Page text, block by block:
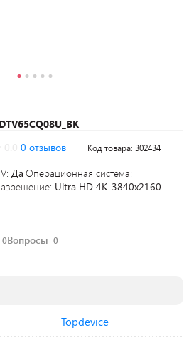
0 отзывов Код товара: 302434
ДаОперационная система:
Ultra HD 4K-3840x2160
0Вопросы 0
Topdevice